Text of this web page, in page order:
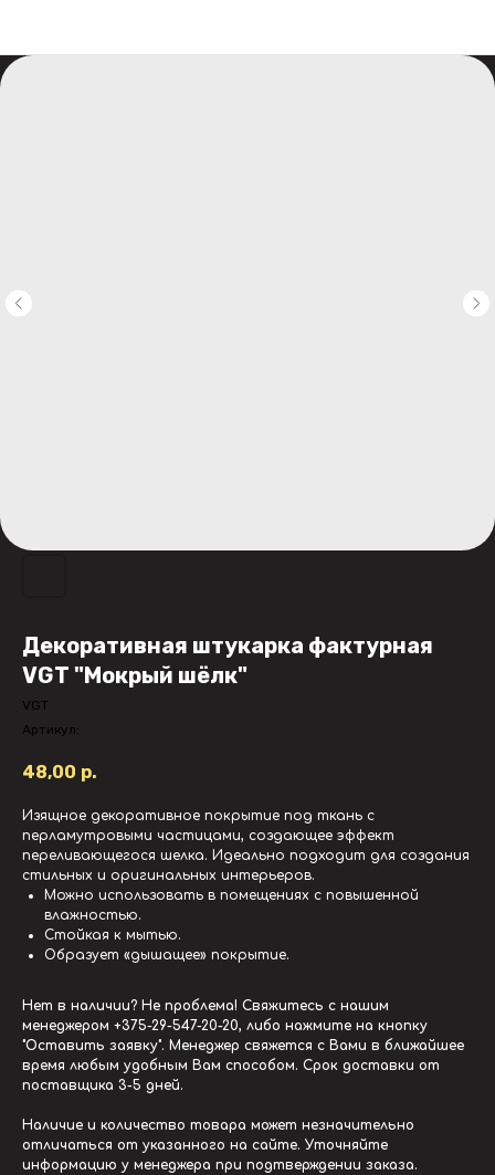
Декоративная штукарка фактурная
VGT "Мокрый шёлк"
VGT
Артикул:
48,00 р.
Изящное декоративное покрытие под ткань с
перламутровыми частицами, создающее эффект
переливающегося шелка. Идеально подходит для создания
стильных и оригинальных интерьеров.
Можно использовать в помещениях с повышенной
влажностью.
Стойкая к мытью.
Образует «дышащее» покрытие.
Нет в наличии? Не проблема! Свяжитесь с нашим
менеджером +375-29-547-20-20, либо нажмите на кнопку
"Оставить заявку". Менеджер свяжется с Вами в ближайшее
время любым удобным Вам способом. Срок доставки от
поставщика 3-5 дней.
Наличие и количество товара может незначительно
отличаться от указанного на сайте. Уточняйте
информацию у менеджера при подтверждении заказа.